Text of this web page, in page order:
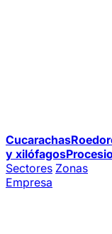
Cucarachas
y xilófagos
Sectores Zonas
Empresa